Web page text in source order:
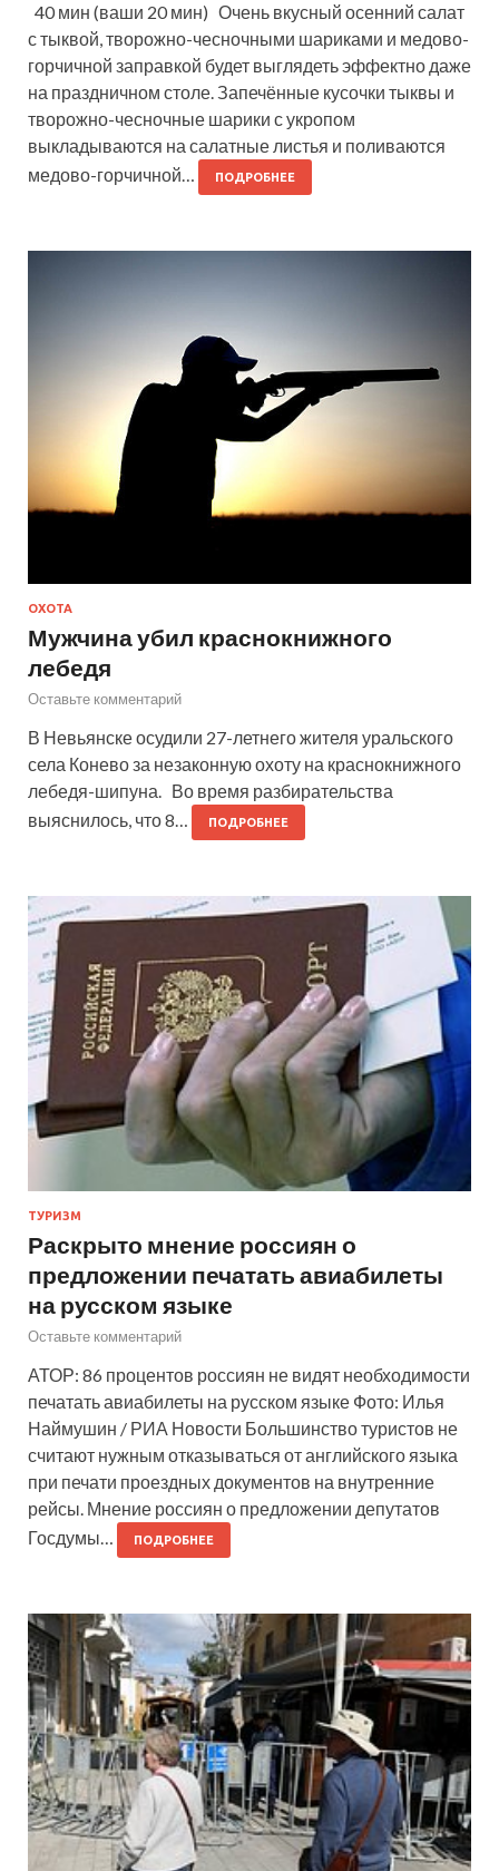
40 мин (ваши 20 мин) Очень вкусный осенний салат
с тыквой, творожно-чесночными шариками и медово-
горчичной заправкой будет выглядеть эффектно даже
на праздничном столе. Запечённые кусочки тыквы и
творожно-чесночные шарики с укропом
выкладываются на салатные листья и поливаются
медово-горчичной…
ПОДРОБНЕЕ
ОХОТА
Мужчина убил краснокнижного
лебедя
Оставьте комментарий
В Невьянске осудили 27-летнего жителя уральского
села Конево за незаконную охоту на краснокнижного
лебедя-шипуна. Во время разбирательства
выяснилось, что 8…
ПОДРОБНЕЕ
ТУРИЗМ
Раскрыто мнение россиян о
предложении печатать авиабилеты
на русском языке
Оставьте комментарий
АТОР: 86 процентов россиян не видят необходимости
печатать авиабилеты на русском языке Фото: Илья
Наймушин / РИА Новости Большинство туристов не
считают нужным отказываться от английского языка
при печати проездных документов на внутренние
рейсы. Мнение россиян о предложении депутатов
Госдумы…
ПОДРОБНЕЕ